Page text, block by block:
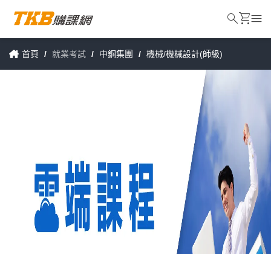
首頁 / 就業考試 / 中鋼集團 / 機械/機械設計(師級)
searchshopping_cartmenu